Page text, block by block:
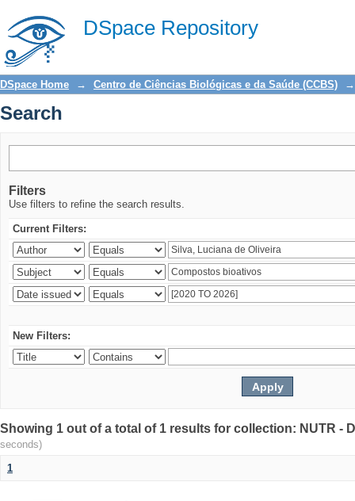
DSpace Repository
Search
DSpace Home → Centro de Ciências Biológicas e da Saúde (CCBS) →
Search
Filters
Use filters to refine the search results.
Current Filters:
New Filters:
Showing 1 out of a total of 1 results for collection: NUTR -
seconds)
1